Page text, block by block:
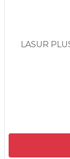
LASUR